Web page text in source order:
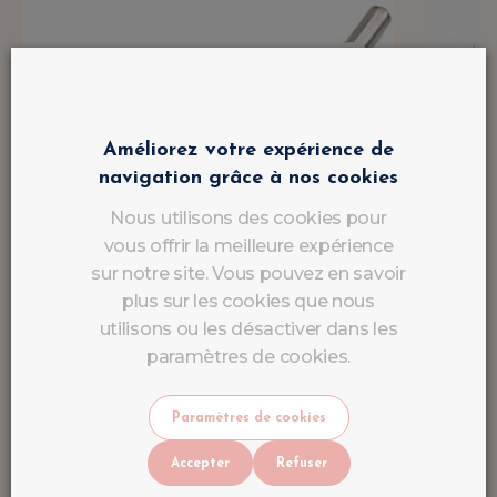
Améliorez votre expérience de
navigation grâce à nos cookies
Nous utilisons des cookies pour
vous offrir la meilleure expérience
sur notre site. Vous pouvez en savoir
plus sur les cookies que nous
utilisons ou les désactiver dans les
paramètres de cookies.
Paramètres de cookies
Accepter Refuser